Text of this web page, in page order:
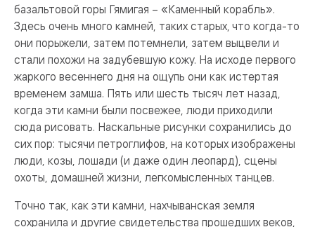
базальтовой горы Гямигая – «Каменный корабль».
Здесь очень много камней, таких старых, что когда-то
они порыжели, затем потемнели, затем выцвели и
стали похожи на задубевшую кожу. На исходе первого
жаркого весеннего дня на ощупь они как истертая
временем замша. Пять или шесть тысяч лет назад,
когда эти камни были посвежее, люди приходили
сюда рисовать. Наскальные рисунки сохранились до
сих пор: тысячи петроглифов, на которых изображены
люди, козы, лошади (и даже один леопард), сцены
охоты, домашней жизни, легкомысленных танцев.
Точно так, как эти камни, нахчыванская земля
сохранила и другие свидетельства прошедших веков,